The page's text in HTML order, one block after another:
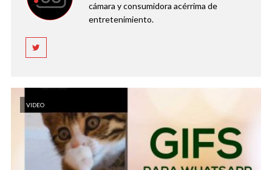
cámara y consumidora acérrima de
entretenimiento.
VIDEO